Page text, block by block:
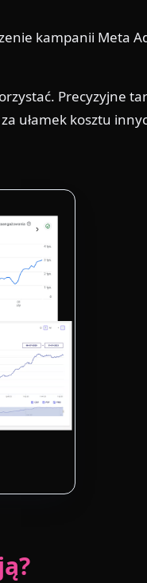
kampanii Meta
Precyzyjne
ułamek kosztu